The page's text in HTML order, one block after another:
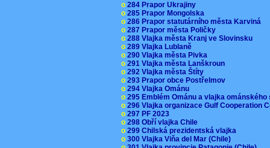
o 284 Prapor Ukrajiny
o 285 Prapor Mongolska
o 286 Prapor statutárního města Karviná
o 287 Prapor města Poličky
o 288 Vlajka města Kranj ve Slovinsku
o 289 Vlajka Lublaně
o 290 Vlajka města Pivka
o 291 Vlajka města Lanškroun
o 292 Vlajka města Štíty
o 293 Prapor obce Postřelmov
o 294 Vlajka Ománu
o 295 Emblém Ománu a vlajka
o 296 Vlajka organizace Gulf Cooperation
o 297 PF 2023
o 298 Obří vlajka Chile
o 299 Chilská prezidentská vlajka
o 300 Vlajka Viňa del Mar (Chile)